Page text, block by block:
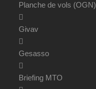
Planche de vols (OGN)
Givav
Gesasso
Briefing MTO